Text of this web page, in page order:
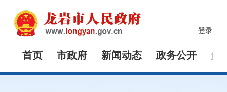
登录
首页 市政府 新闻动态 政务公开 解